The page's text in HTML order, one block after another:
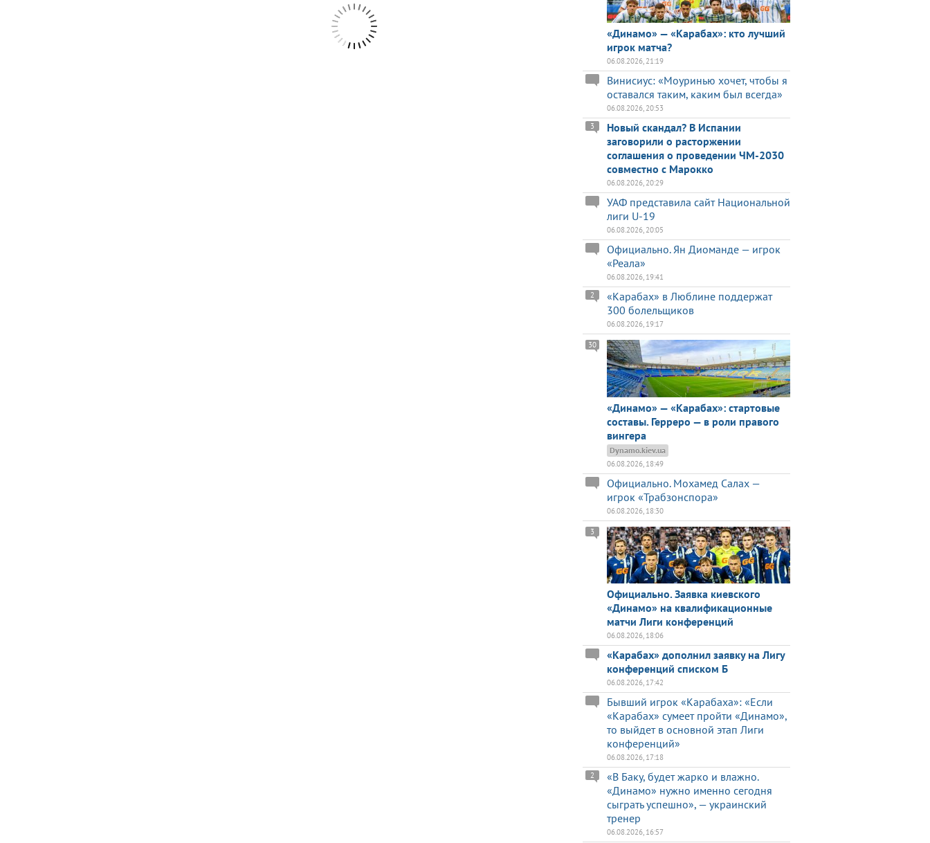
«Динамо» — «Карабах»: кто лучший
игрок матча?
06.08.2026, 21:19
Винисиус: «Моуринью хочет, чтобы я
оставался таким, каким был всегда»
06.08.2026, 20:53
Новый скандал? В Испании
заговорили о расторжении
соглашения о проведении ЧМ-2030
совместно с Марокко
3
06.08.2026, 20:29
УАФ представила сайт Национальной
лиги U-19
06.08.2026, 20:05
Официально. Ян Диоманде — игрок
«Реала»
06.08.2026, 19:41
«Карабах» в Люблине поддержат
300 болельщиков
2
06.08.2026, 19:17
«Динамо» — «Карабах»: стартовые
составы. Герреро — в роли правого
вингера
30
Dynamo.kiev.ua
06.08.2026, 18:49
Официально. Мохамед Салах —
игрок «Трабзонспора»
06.08.2026, 18:30
Официально. Заявка киевского
«Динамо» на квалификационные
матчи Лиги конференций
3
06.08.2026, 18:06
«Карабах» дополнил заявку на Лигу
конференций списком Б
06.08.2026, 17:42
Бывший игрок «Карабаха»: «Если
«Карабах» сумеет пройти «Динамо»,
то выйдет в основной этап Лиги
конференций»
06.08.2026, 17:18
«В Баку, будет жарко и влажно.
«Динамо» нужно именно сегодня
сыграть успешно», — украинский
тренер
2
06.08.2026, 16:57